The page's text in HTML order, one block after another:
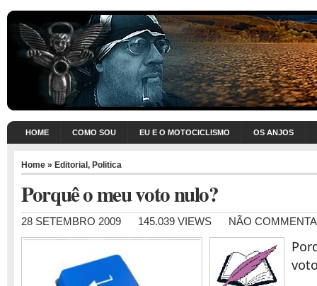
HOME COMO SOU EU E O MOTOCICLISMO OS ANJOS
Home » Editorial , Politica
Porquê o meu voto nulo?
28 SETEMBRO 2009 145.039 VIEWS NÃO